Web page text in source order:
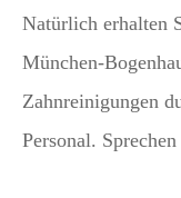
Natürlich erhalten
München-
Zahnreinigungen
Personal.